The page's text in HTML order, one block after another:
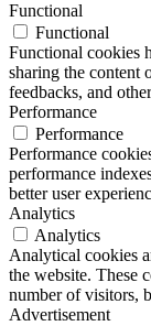
Functional
Functional
Functional cookies
sharing the content
feedbacks, and
Performance
Performance
Performance
performance
better user
Analytics
Analytics
Analytical cookies
the website. These
number of visitors,
Advertisement